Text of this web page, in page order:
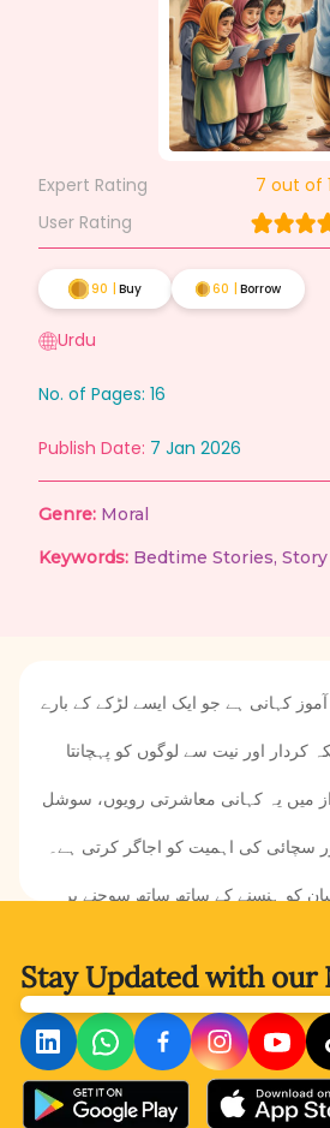
Expert Rating 7 out of
User Rating
90 Buy 60 Borrow
Urdu
No. of Pages: 16
Publish Date: 7 Jan 2026
Genre: Moral
Keywords: Bedtime Stories,
کہانی ہے جو ایک ایسے لڑکے کے بارے
کردار اور نیت سے لوگوں کو پہچانتا
میں یہ کہانی معاشرتی رویوں، سوشل
سچائی کی اہمیت کو اجاگر کرتی ہے۔
کو ہنسنے کے ساتھ ساتھ سوچنے پر
Stay Updated withour